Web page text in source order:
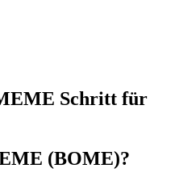
Schritt für
(BOME)?